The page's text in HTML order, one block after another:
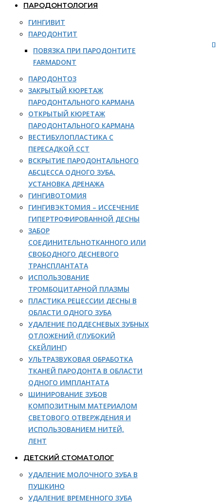
ПАРОДОНТОЛОГИЯ
ГИНГИВИТ
ПАРОДОНТИТ
ПОВЯЗКА ПРИ ПАРОДОНТИТЕ
FARMADONT
ПАРОДОНТОЗ
ЗАКРЫТЫЙ КЮРЕТАЖ
ПАРОДОНТАЛЬНОГО КАРМАНА
ОТКРЫТЫЙ КЮРЕТАЖ
ПАРОДОНТАЛЬНОГО КАРМАНА
ВЕСТИБУЛОПЛАСТИКА С
ПЕРЕСАДКОЙ ССТ
ВСКРЫТИЕ ПАРОДОНТАЛЬНОГО
АБСЦЕССА ОДНОГО ЗУБА,
УСТАНОВКА ДРЕНАЖА
ГИНГИВОТОМИЯ
ГИНГИВЭКТОМИЯ – ИССЕЧЕНИЕ
ГИПЕРТРОФИРОВАННОЙ ДЕСНЫ
ЗАБОР
СОЕДИНИТЕЛЬНОТКАННОГО ИЛИ
СВОБОДНОГО ДЕСНЕВОГО
ТРАНСПЛАНТАТА
ИСПОЛЬЗОВАНИЕ
ТРОМБОЦИТАРНОЙ ПЛАЗМЫ
ПЛАСТИКА РЕЦЕССИИ ДЕСНЫ В
ОБЛАСТИ ОДНОГО ЗУБА
УДАЛЕНИЕ ПОДДЕСНЕВЫХ ЗУБНЫХ
ОТЛОЖЕНИЙ (ГЛУБОКИЙ
СКЕЙЛИНГ)
УЛЬТРАЗВУКОВАЯ ОБРАБОТКА
ТКАНЕЙ ПАРОДОНТА В ОБЛАСТИ
ОДНОГО ИМПЛАНТАТА
ШИНИРОВАНИЕ ЗУБОВ
КОМПОЗИТНЫМ МАТЕРИАЛОМ
СВЕТОВОГО ОТВЕРЖДЕНИЯ И
ИСПОЛЬЗОВАНИЕМ НИТЕЙ,
ЛЕНТ
ДЕТСКИЙ СТОМАТОЛОГ
УДАЛЕНИЕ МОЛОЧНОГО ЗУБА В
ПУШКИНО
УДАЛЕНИЕ ВРЕМЕННОГО ЗУБА